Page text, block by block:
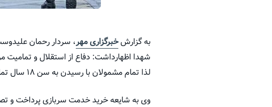
به گزارشخبرگزاری مهر، سردار رحمان
شهدا اظهارداشت: دفاع از استقلال و تمامیت
لذا تمام مشمولان با رسیدن به سن ۱۸ سال تمام باید تکلیف خدمت سربازی خود را مشخص کنند.
وی به شایعه خرید خدمت سربازی پرداخت و